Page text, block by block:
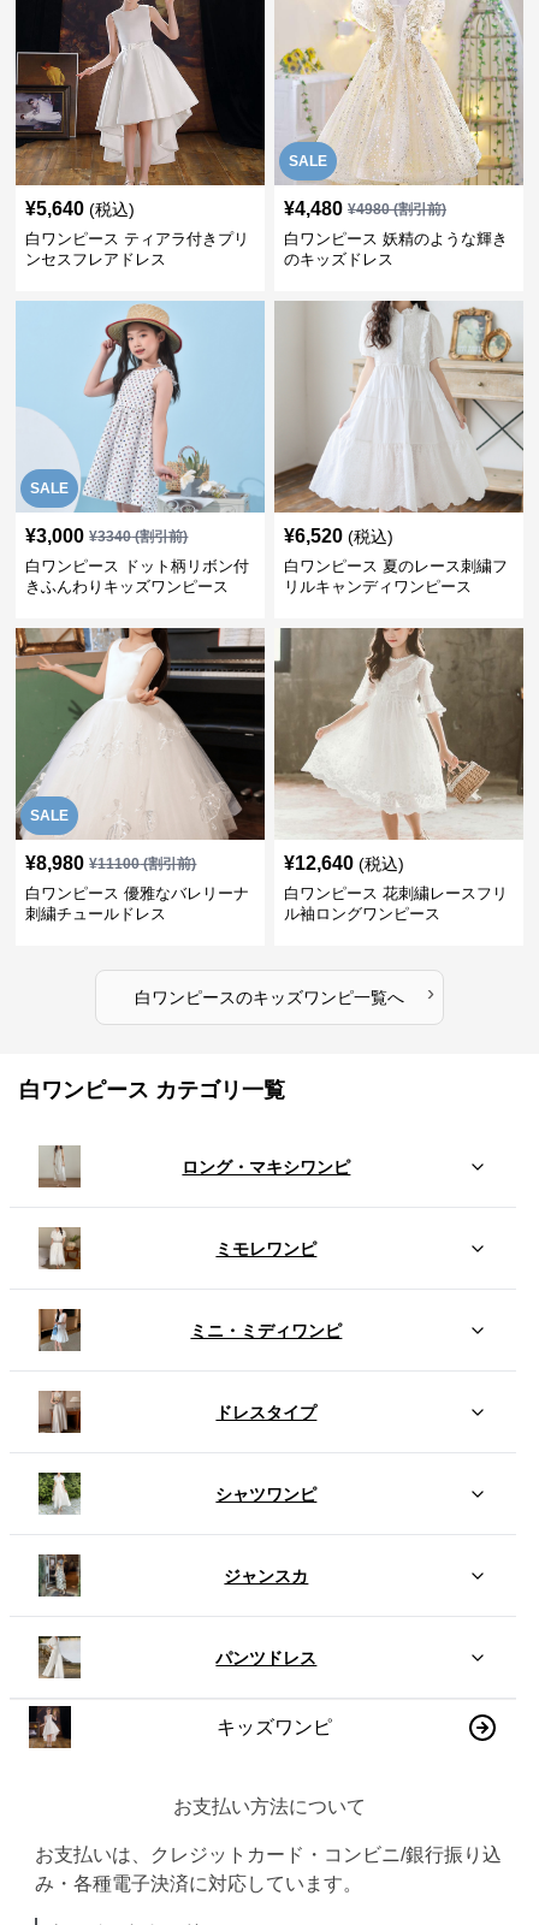
¥5,640 (税込)
白ワンピース ティアラ付きプリ
ンセスフレアドレス
SALE
¥4,480 ¥4980(割引前)
白ワンピース 妖精のような輝き
のキッズドレス
SALE
¥3,000 ¥3340(割引前)
白ワンピース ドット柄リボン付
きふんわりキッズワンピース
¥6,520 (税込)
白ワンピース 夏のレース刺繍フ
リルキャンディワンピース
SALE
¥8,980 ¥11100(割引前)
白ワンピース 優雅なバレリーナ
刺繍チュールドレス
¥12,640 (税込)
白ワンピース 花刺繍レースフリ
ル袖ロングワンピース
白ワンピースのキッズワンピ一覧へ ›
白ワンピース カテゴリ一覧
ロング・マキシワンピ
ミモレワンピ
ミニ・ミディワンピ
ドレスタイプ
シャツワンピ
ジャンスカ
パンツドレス
キッズワンピ
お支払い方法について
お支払いは、クレジットカード・コンビニ/銀行振り込
み・各種電子決済に対応しています。